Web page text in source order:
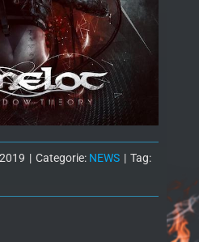
| Categorie: NEWS | Tag: